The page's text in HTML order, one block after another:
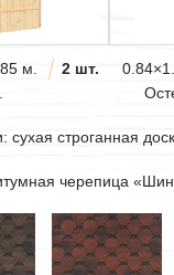
м.
2 шт.
сухая строганная
черепица